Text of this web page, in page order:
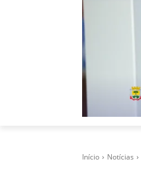
Início Notícias